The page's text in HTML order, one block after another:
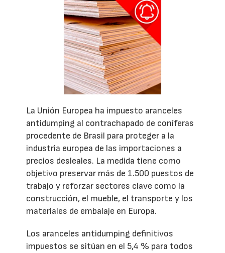
La Unión Europea ha impuesto aranceles
antidumping al contrachapado de coníferas
procedente de Brasil para proteger a la
industria europea de las importaciones a
precios desleales. La medida tiene como
objetivo preservar más de 1.500 puestos de
trabajo y reforzar sectores clave como la
construcción, el mueble, el transporte y los
materiales de embalaje en Europa.
Los aranceles antidumping definitivos
impuestos se sitúan en el 5,4 % para todos